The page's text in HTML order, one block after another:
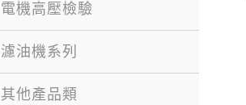
電機高壓檢驗
濾油機系列
其他產品類